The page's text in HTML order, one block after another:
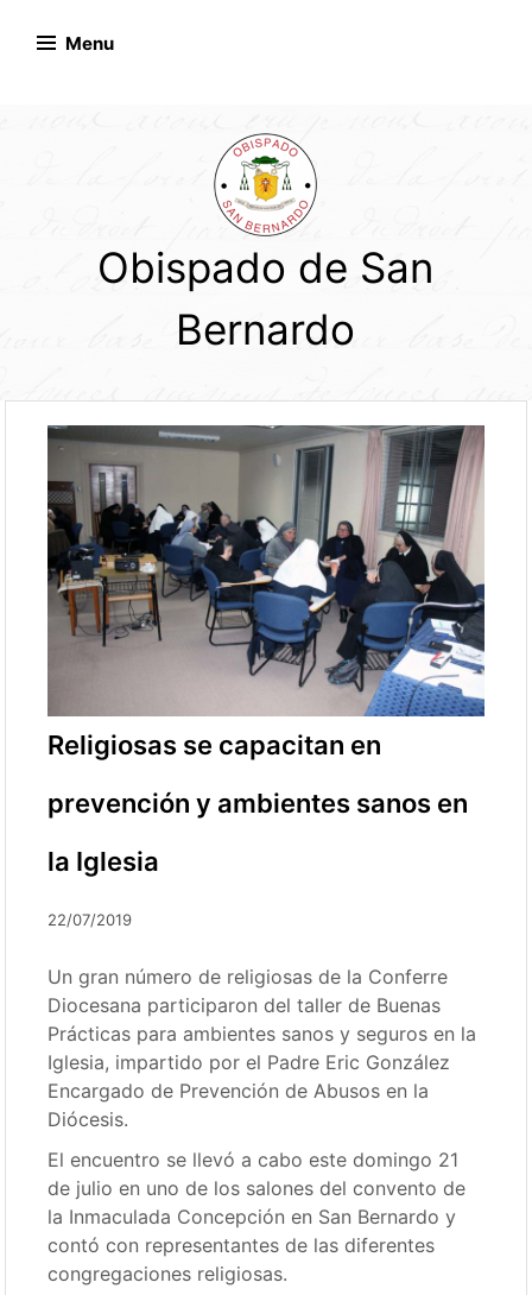
Menu
Obispado de San
Bernardo
Religiosas se capacitan en
prevención y ambientes sanos en
la Iglesia
22/07/2019
Un gran número de religiosas de la Conferre
Diocesana participaron del taller de Buenas
Prácticas para ambientes sanos y seguros en la
Iglesia, impartido por el Padre Eric González
Encargado de Prevención de Abusos en la
Diócesis.
El encuentro se llevó a cabo este domingo 21
de julio en uno de los salones del convento de
la Inmaculada Concepción en San Bernardo y
contó con representantes de las diferentes
congregaciones religiosas.